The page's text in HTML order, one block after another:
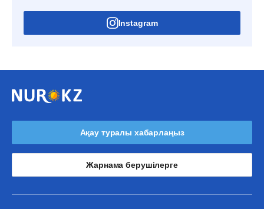
Instagram
Ақау туралы хабарлаңыз
Жарнама берушілерге